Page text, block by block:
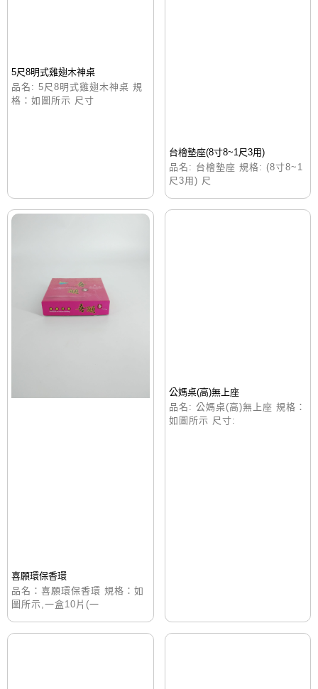
5尺8明式雞翅木神桌
品名: 5尺8明式雞翅木神桌 規
格：如圖所示 尺寸
台檜墊座(8寸8~1尺3用)
品名: 台檜墊座 規格: (8寸8~1
尺3用) 尺
喜願環保香環
品名：喜願環保香環 規格：如
圖所示,一盒10片(一
公媽桌(高)無上座
品名: 公媽桌(高)無上座 規格：
如圖所示 尺寸: